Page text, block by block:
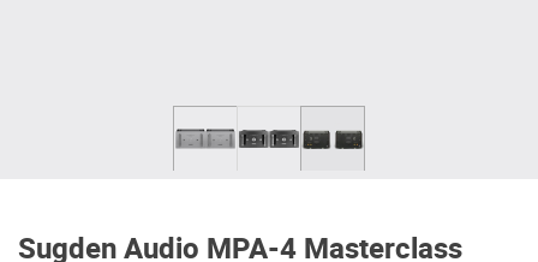
Sugden Audio MPA-4 Masterclass